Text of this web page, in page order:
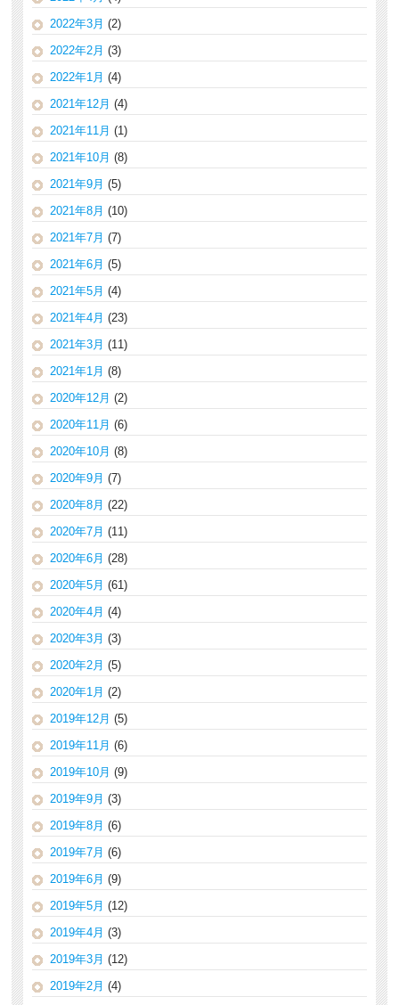
2022年3月 (2)
2022年2月 (3)
2022年1月 (4)
2021年12月 (4)
2021年11月 (1)
2021年10月 (8)
2021年9月 (5)
2021年8月 (10)
2021年7月 (7)
2021年6月 (5)
2021年5月 (4)
2021年4月 (23)
2021年3月 (11)
2021年1月 (8)
2020年12月 (2)
2020年11月 (6)
2020年10月 (8)
2020年9月 (7)
2020年8月 (22)
2020年7月 (11)
2020年6月 (28)
2020年5月 (61)
2020年4月 (4)
2020年3月 (3)
2020年2月 (5)
2020年1月 (2)
2019年12月 (5)
2019年11月 (6)
2019年10月 (9)
2019年9月 (3)
2019年8月 (6)
2019年7月 (6)
2019年6月 (9)
2019年5月 (12)
2019年4月 (3)
2019年3月 (12)
2019年2月 (4)